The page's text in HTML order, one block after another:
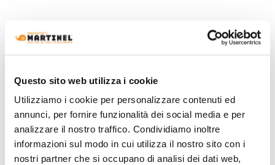
Questo sito web utilizza i cookie
Utilizziamo i cookie per personalizzare contenuti ed
annunci, per fornire funzionalità dei social media e per
analizzare il nostro traffico. Condividiamo inoltre
informazioni sul modo in cui utilizza il nostro sito con i
nostri partner che si occupano di analisi dei dati web,
STRUCTURE FINISHING: